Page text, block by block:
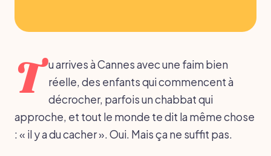
T u arrives à Cannes avec une faim bien
réelle, des enfants qui commencent à
décrocher, parfois un chabbat qui
approche, et tout le monde te dit la même chose
: « il y a du cacher ». Oui. Mais ça ne suffit pas.